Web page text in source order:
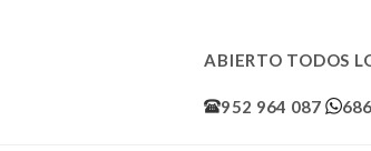
ABIERTO TODOS
952 964 087